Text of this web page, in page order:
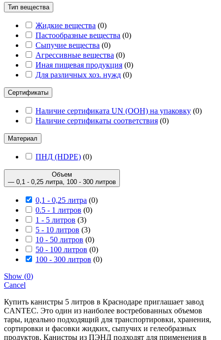
Тип вещества
Жидкие вещества (0)
Пастообразные вещества (0)
Сыпучие вещества (0)
Агрессивные вещества (0)
Иная пищевая продукция (0)
Для различных хоз. нужд (0)
Сертификаты
Наличие сертификата UN (ООН) на упаковку (0)
Наличие сертификаты соответствия (0)
Материал
ПНД (HDPE) (0)
Объем
— 0,1 - 0,25 литра, 100 - 300 литров
0,1 - 0,25 литра (0)
0.5 - 1 литров (0)
1 - 5 литров (3)
5 - 10 литров (3)
10 - 50 литров (0)
50 - 100 литров (0)
100 - 300 литров (0)
Show (0)
Cancel
Купить канистры 5 литров в Краснодаре приглашает завод
CANTEC. Это один из наиболее востребованных объемов
тары, идеально подходящий для транспортировки, хранения,
сортировки и фасовки жидких, сыпучих и гелеобразных
продуктов. Канистры из ПЭНД подходят для применения в